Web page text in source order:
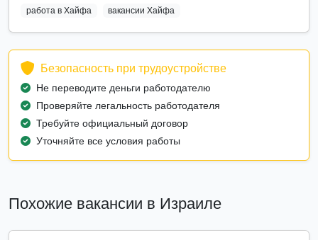
работа в Хайфа
вакансии Хайфа
Безопасность при трудоустройстве
Не переводите деньги работодателю
Проверяйте легальность работодателя
Требуйте официальный договор
Уточняйте все условия работы
Похожие вакансии в Израиле